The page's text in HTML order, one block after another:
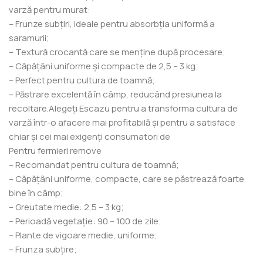
varză pentru murat:
– Frunze subțiri, ideale pentru absorbția uniformă a
saramurii;
– Textură crocantă care se menține după procesare;
– Căpățâni uniforme și compacte de 2,5 – 3 kg;
– Perfect pentru cultura de toamnă;
– Păstrare excelentă în câmp, reducând presiunea la
recoltare.Alegeți Escazu pentru a transforma cultura de
varză într-o afacere mai profitabilă și pentru a satisface
chiar și cei mai exigenți consumatori de
Pentru fermieri remove
– Recomandat pentru cultura de toamnă;
– Căpățâni uniforme, compacte, care se păstrează foarte
bine în câmp;
– Greutate medie: 2,5 – 3 kg;
– Perioadă vegetație: 90 – 100 de zile;
– Plante de vigoare medie, uniforme;
– Frunza subțire;